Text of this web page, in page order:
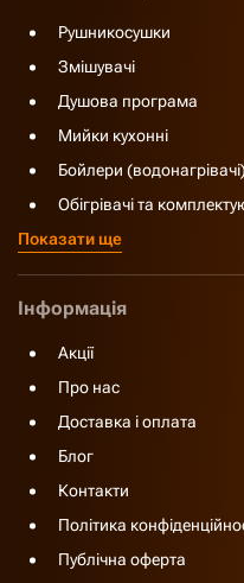
Рушникосушки
Змішувачі
Душова програма
Мийки кухонні
Бойлери (водонагрівачі)
Обігрівачі та
Показати ще
Інформація
Акції
Про нас
Доставка і оплата
Блог
Контакти
Політика
Публічна оферта